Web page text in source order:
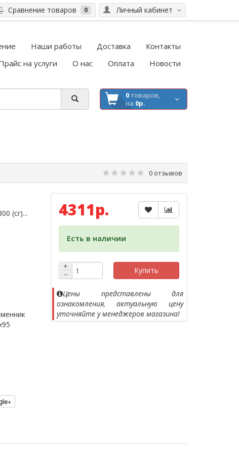
Личный кабинет
Сравнение товаров 0
Наши работы Доставка
Контакты
на услуги
О нас Оплата Новости
0товаров,
на 0р.
0 отзывов
(cr)...
4311р.
Есть в наличии
+
−
Купить
Цены представлены для
ознакомления, актуальную цену
уточняйте у менеджеров магазина!